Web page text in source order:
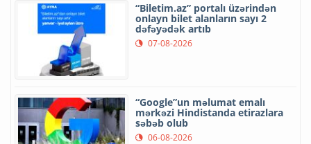
“Biletim.az” portalı üzərindən
onlayn bilet alanların sayı 2
dəfəyədək artıb
07-08-2026
“Google”un məlumat emalı
mərkəzi Hindistanda etirazlara
səbəb olub
06-08-2026